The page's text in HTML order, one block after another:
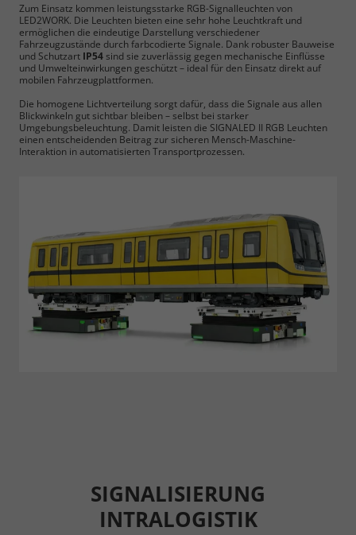
Zum Einsatz kommen leistungsstarke RGB-Signalleuchten von
LED2WORK. Die Leuchten bieten eine sehr hohe Leuchtkraft und
ermöglichen die eindeutige Darstellung verschiedener
Fahrzeugzustände durch farbcodierte Signale. Dank robuster Bauweise
und Schutzart IP54sind sie zuverlässig gegen mechanische Einflüsse
und Umwelteinwirkungen geschützt – ideal für den Einsatz direkt auf
mobilen Fahrzeugplattformen.
Die homogene Lichtverteilung sorgt dafür, dass die Signale aus allen
Blickwinkeln gut sichtbar bleiben – selbst bei starker
Umgebungsbeleuchtung. Damit leisten die SIGNALED II RGB Leuchten
einen entscheidenden Beitrag zur sicheren Mensch-Maschine-
Interaktion in automatisierten Transportprozessen.
SIGNALISIERUNG
INTRALOGISTIK
Notwendig
Cookie Informationen anzeigen
Alle akzeptieren
Speichern